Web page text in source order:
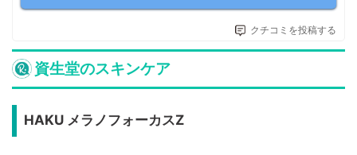
クチコミを投稿する
資生堂のスキンケア
HAKU メラノフォーカスZ